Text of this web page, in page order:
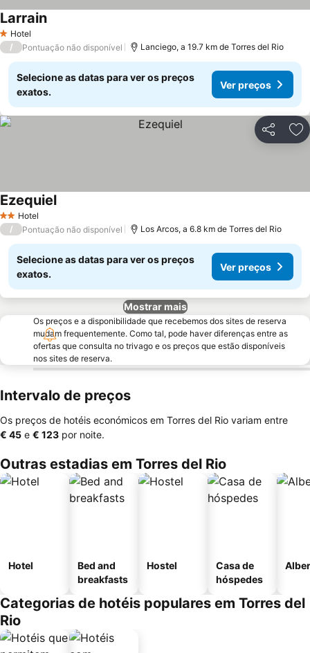
1 Estrelas
Hotel
Larrain
/ Pontuação não disponível Lanciego, a 19.7 km de Torres del Rio
Selecione as datas para ver os preços
exatos.
Ver preços
Partilhar
2 Estrelas
Hotel
Ezequiel
/ Pontuação não disponível Los Arcos, a 6.8 km de Torres del Rio
Selecione as datas para ver os preços
exatos.
Ver preços
Mostrar mais
Os preços e a disponibilidade que recebemos dos sites de reserva
mudam frequentemente. Como tal, pode haver diferenças entre as
ofertas que consulta no trivago e os preços que estão disponíveis
nos sites de reserva.
Intervalo de preços
Os preços de hotéis económicos em Torres del Rio variam entre
‎€ 45 e ‎€ 123 por noite.
Outras estadias em Torres del Rio
Hotel
Bed and
breakfasts
Hostel
Casa de
hóspedes
Categorias de hotéis populares em Torres del
Rio